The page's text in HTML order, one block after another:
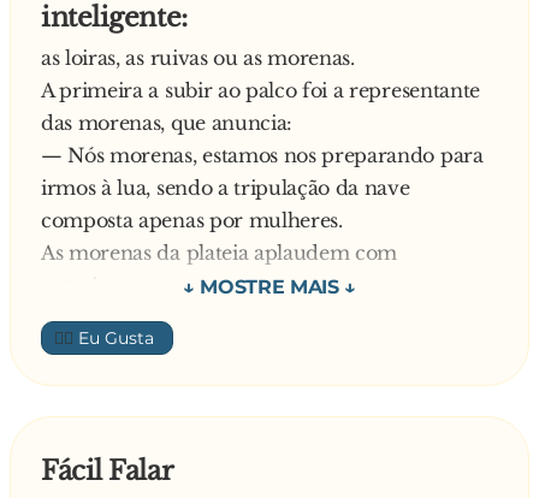
O policial diz:
— Não acredito nessa sua história.
— Então solte ele pra você ver, - diz o
advogado.
O policial pega o tatu, solta ele no chão e o tatu
corre pro mato. O policial então pede pro
advogado:
— Agora chame o tatu de volta.
E o advogado pergunta:
inteligente:
as loiras, as ruivas ou as morenas.
A primeira a subir ao palco foi a representante
das morenas, que anuncia:
— Nós morenas, estamos nos preparando para
irmos à lua, sendo a tripulação da nave
composta apenas por mulheres.
As morenas da plateia aplaudem com
Uma ruiva sobe ao palco e diz:
— Nós, as ruivas, seremos as primeiras
mulheres a dar a volta ao redor de Marte, sendo
a tripulação composta apenas por mulheres.
Então, uma loira sobe ao palco esbanjando
👍🏼
Fácil Falar